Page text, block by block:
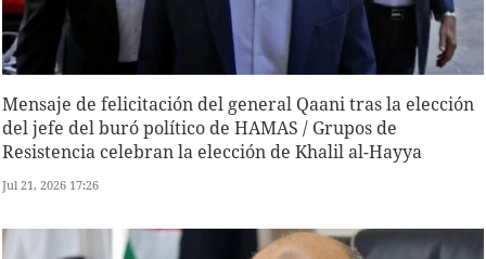
Mensaje de felicitación del general Qaani tras la elección
del jefe del buró político de HAMAS / Grupos de
Resistencia celebran la elección de Khalil al-Hayya
Jul 21, 2026 17:26